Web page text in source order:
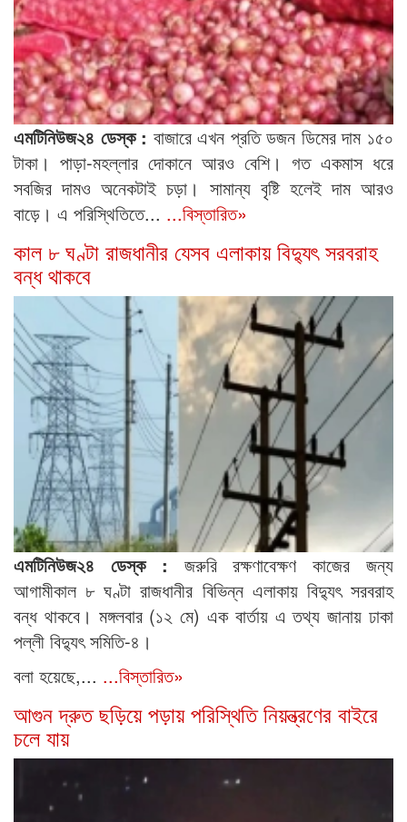
এমটিনিউজ২৪ ডেস্ক : বাজারে এখন প্রতি ডজন ডিমের দাম ১৫০
টাকা। পাড়া-মহল্লার দোকানে আরও বেশি। গত একমাস ধরে
সবজির দামও অনেকটাই চড়া। সামান্য বৃষ্টি হলেই দাম আরও
বাড়ে। এ পরিস্থিতিতে... ...বিস্তারিত»
কাল ৮ ঘণ্টা রাজধানীর যেসব এলাকায় বিদ্যুৎ সরবরাহ
বন্ধ থাকবে
এমটিনিউজ২৪ ডেস্ক : জরুরি রক্ষণাবেক্ষণ কাজের জন্য
আগামীকাল ৮ ঘণ্টা রাজধানীর বিভিন্ন এলাকায় বিদ্যুৎ সরবরাহ
বন্ধ থাকবে। মঙ্গলবার (১২ মে) এক বার্তায় এ তথ্য জানায় ঢাকা
পল্লী বিদ্যুৎ সমিতি-৪।
বলা হয়েছে,... ...বিস্তারিত»
আগুন দ্রুত ছড়িয়ে পড়ায় পরিস্থিতি নিয়ন্ত্রণের বাইরে
চলে যায়